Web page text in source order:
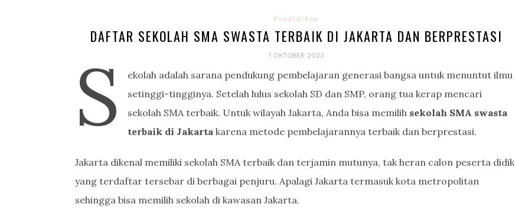
Pendidikan
DAFTAR SEKOLAH SMA SWASTA TERBAIK DI JAKARTA DAN BERPRESTASI
1 OKTOBER 2023
S
ekolah adalah sarana pendukung pembelajaran generasi bangsa untuk menuntut ilmu
setinggi-tingginya. Setelah lulus sekolah SD dan SMP, orang tua kerap mencari
sekolah SMA terbaik. Untuk wilayah Jakarta, Anda bisa memilih sekolah SMA swasta
terbaik di Jakartakarena metode pembelajarannya terbaik dan berprestasi.
Jakarta dikenal memiliki sekolah SMA terbaik dan terjamin mutunya, tak heran calon peserta didik
yang terdaftar tersebar di berbagai penjuru. Apalagi Jakarta termasuk kota metropolitan
sehingga bisa memilih sekolah di kawasan Jakarta.